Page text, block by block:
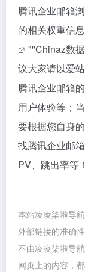
腾讯企业邮箱
的相关权重信
""Chinaz数据
议大家请以爱
腾讯企业邮箱
用户体验等；
要根据您自身
找腾讯企业邮
PV、跳出率等！
本站凌凌柒啦导
外部链接的准确
不由凌凌柒啦导
网页上的内容，